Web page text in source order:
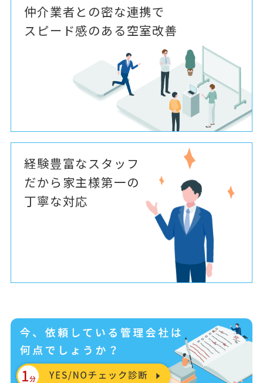
仲介業者との密な連携で
スピード感のある空室改善
経験豊富なスタッフ
だから家主様第一の
丁寧な対応